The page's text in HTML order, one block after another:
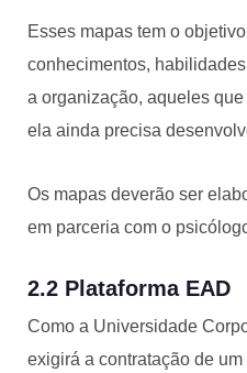
Esses mapas tem o
conhecimentos,
a organização, aqueles
ela ainda precisa
Os mapas deverão ser
em parceria com o
2.2 Plataforma EAD
Como a Universidade
exigirá a contratação de